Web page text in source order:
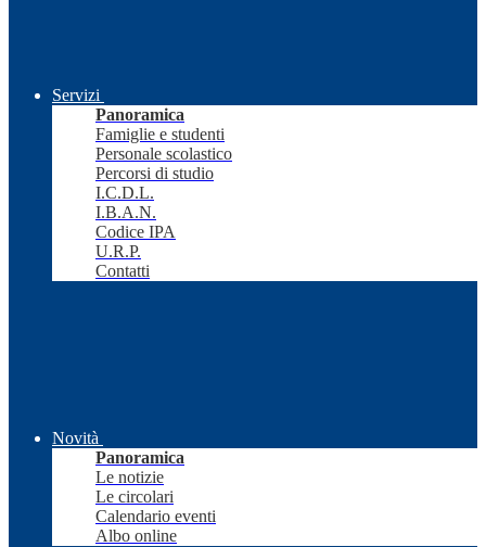
Servizi
Panoramica
Famiglie e studenti
Personale scolastico
Percorsi di studio
I.C.D.L.
I.B.A.N.
Codice IPA
U.R.P.
Contatti
Novità
Panoramica
Le notizie
Le circolari
Calendario eventi
Albo online